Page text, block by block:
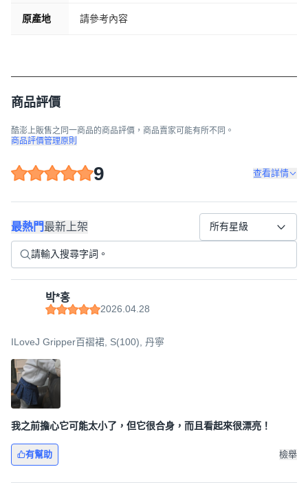
原產地 請參考內容
商品評價
酷澎上販售之同一商品的商品評價，商品賣家可能有所不同。
商品評價管理原則
9 查看詳情
最熱門最新上架 所有星級
박*홍
2026.04.28
ILoveJ Gripper百褶裙, S(100), 丹寧
我之前擔心它可能太小了，但它很合身，而且看起來很漂亮！
有幫助 檢舉